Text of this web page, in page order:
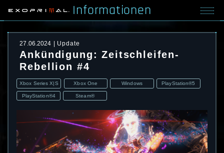
Informationen
27.06.2024 Update
Ankündigung: Zeitschleifen-
Rebellion #4
Xbox Series X|S Xbox One Windows PlayStation®5
PlayStation®4 Steam®